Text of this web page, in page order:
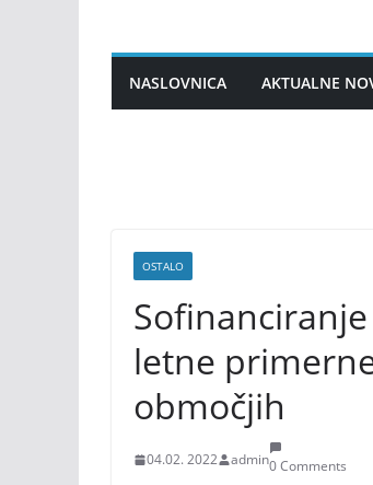
contentNASLOVNICA AKTUALNE
OSTALO
letne
območjih
04.02. 2022 admin0 Comments